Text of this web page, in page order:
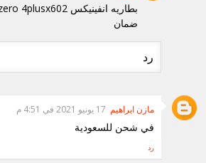
ضمان
رد
مازن ابراهيم 17 يونيو 2021 في 4:51 م
في شحن للسعودية
رد